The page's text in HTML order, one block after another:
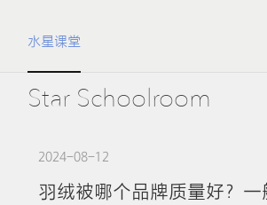
水星课堂
Star Schoolroom
2024-08-12
羽绒被哪个品牌质量好？一